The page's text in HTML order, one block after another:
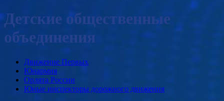
Детские общественные
объединения
Движение Первых
Юнармия
Орлята России
Юные инспекторы дорожного движения